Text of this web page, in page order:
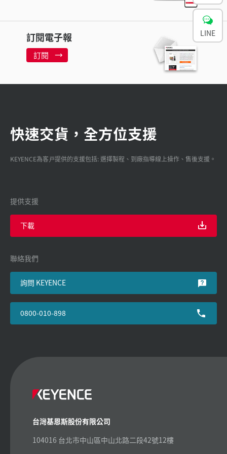
訂閱電子報
訂閱
快速交貨，全方位支援
KEYENCE為客戸提供的支援包括: 選擇製程、到廠指導線上操作、售後支援。
提供支援
下載
聯絡我們
詢問 KEYENCE
0800-010-898
台灣基恩斯股份有限公司
104016 台北市中山區中山北路二段42號12樓
LINE